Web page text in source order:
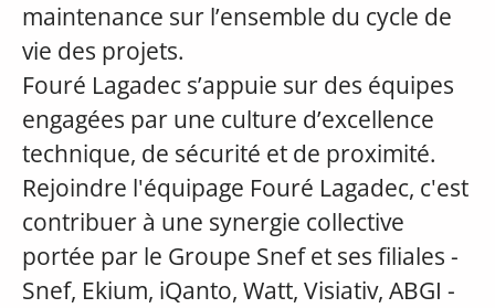
maintenance sur l’ensemble du cycle de
vie des projets.
Fouré Lagadec s’appuie sur des équipes
engagées par une culture d’excellence
technique, de sécurité et de proximité.
Rejoindre l'équipage Fouré Lagadec, c'est
contribuer à une synergie collective
portée par le Groupe Snef et ses filiales -
Snef, Ekium, iQanto, Watt, Visiativ, ABGI -